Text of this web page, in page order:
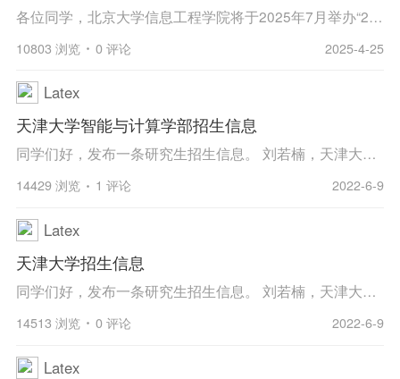
各位同学，北京大学信息工程学院将于2025年7月举办“2025年全国优秀大学生夏令营”，具体请查看官网通知https://www.ece.pku.edu.cn/info/1027/2923.htm，欢迎同学们报名参加。
10803 浏览 0 评论 2025-4-25
Latex
天津大学智能与计算学部招生信息
同学们好，发布一条研究生招生信息。 刘若楠，天津大学智能与计算学部长聘副教授、德国洪堡学者。2019年海外人才引进回国，杰青胡清华教授/院长研究团队。主要研究方向包括：1）机器学习与信号处理基础理论研究；2）无人动态系统理论研究：无人机自主...
14429 浏览 1 评论 2022-6-9
Latex
天津大学招生信息
同学们好，发布一条研究生招生信息。 刘若楠，天津大学智能与计算学部长聘副教授、德国洪堡学者。2019年海外人才引进回国，杰青胡清华教授/院长研究团队。主要研究方向包括：1）机器学习与信号处理基础理论研究；2）无人动态系统理论研究：无人机自主...
14513 浏览 0 评论 2022-6-9
Latex